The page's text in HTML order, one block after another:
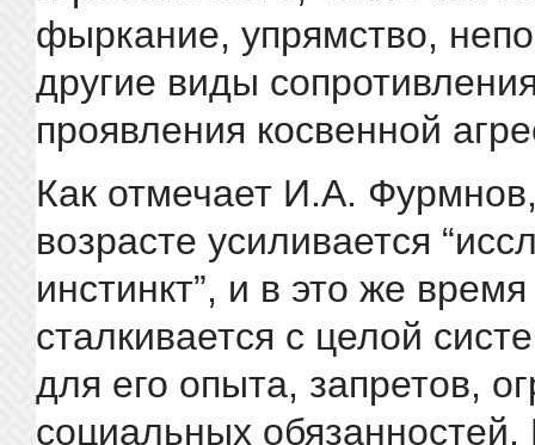
фыркание, упрямство,
другие виды
проявления косвенной
Как отмечает И.А.
возрасте усиливается
инстинкт”, и в это же
сталкивается с целой
для его опыта, запретов,
социальных